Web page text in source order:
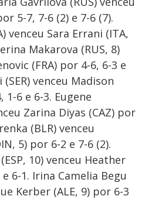
5-7, 7-6 (2) e 7-6 (7).
venceu Sara Errani (ITA,
Makarova (RUS, 8)
(FRA) por 4-6, 6-3 e
venceu Madison
1-6 e 6-3. Eugene
Zarina Diyas (CAZ) por
(BLR) venceu
5) por 6-2 e 7-6 (2).
10) venceu Heather
6-1. Irina Camelia Begu
Kerber (ALE, 9) por 6-3